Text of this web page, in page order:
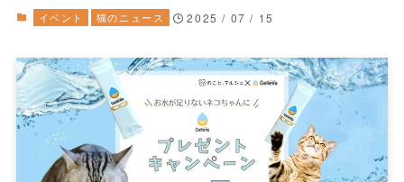
イベント 猫のニュース 2025 / 07 / 15